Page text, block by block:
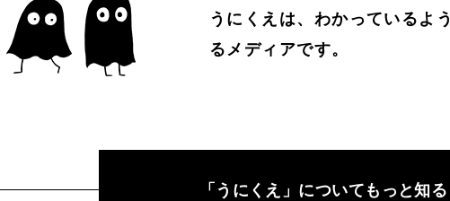
うにくえは、わかっているよ
るメディアです。
「うにくえ」についてもっと知る